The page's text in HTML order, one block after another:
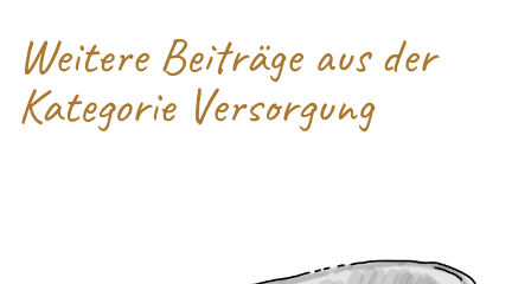
Weitere Beiträge aus der
Kategorie Versorgung